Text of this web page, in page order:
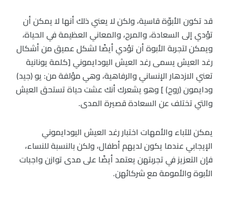
قد تكون الأبوّة قاسية، ولكن لا يعني ذلك أنها لا يمكن أن
تؤدي إلى السعادة، والمرح، والمعاني العظيمة في الحياة،
ويمكن لتجربة الأبوة أن تؤدي أيضًا لشكل عميق من أشكال
رغد العيش يسمى رغد العيش اليودايموني [كلمة يونانية
تعني الازدهار الإنساني والرفاهية، وهي مؤلفة من: يو (جيد)
ودايمون (روح) ] وهو يشعرك أنك عشت حياة تستحق العيش
والتي تختلف عن السعادة قصيرة المدى.
يمكن للآباء والأمهات اختبار رغد العيش اليودايموني
الإيجابي عندما يكون لديهم أطفال، ولكن بالنسبة للنساء،
فإن التعزيز في تجربتهن يعتمد أيضًا على مدى توازن واجبات
الأبوة والأمومة مع شركائهن.